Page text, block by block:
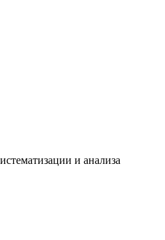
и анализа